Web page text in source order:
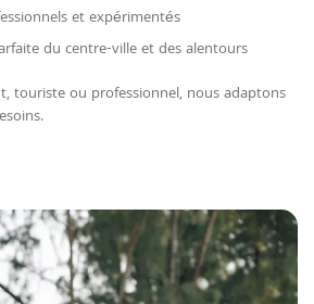
et expérimentés
du centre-ville et des alentours
touriste ou professionnel, nous adaptons